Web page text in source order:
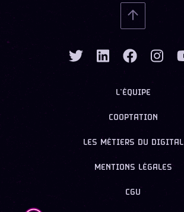
L’ÉQUIPE
COOPTATION
LES MÉTIERS DU DIGITAL
MENTIONS LÉGALES
CGU